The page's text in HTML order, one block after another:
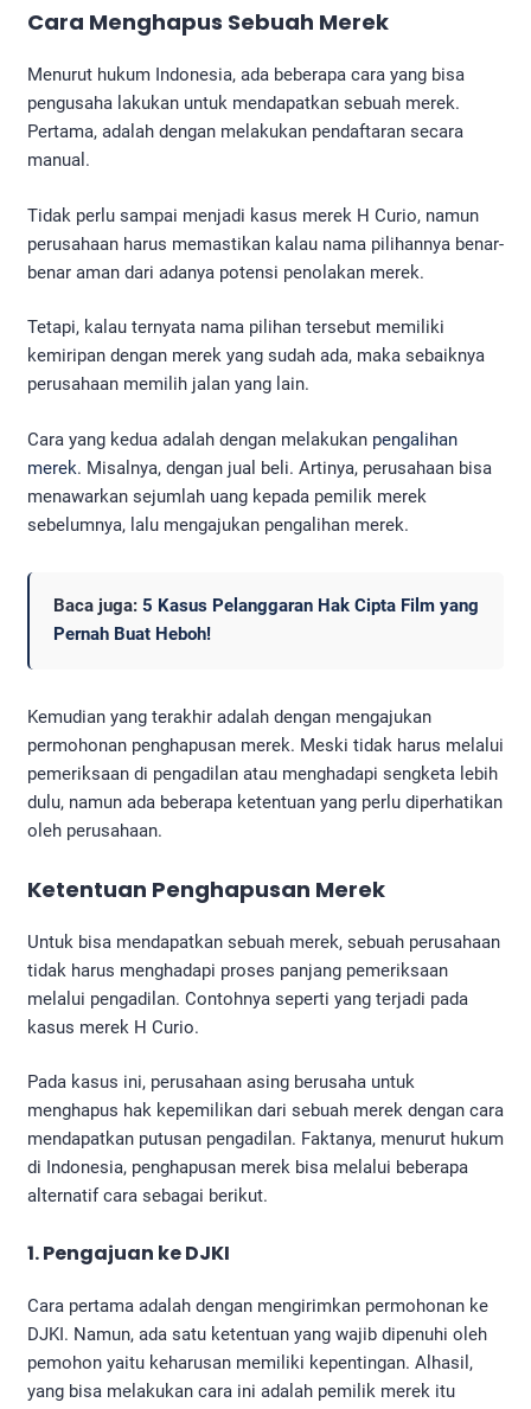
Cara Menghapus Sebuah Merek
Menurut hukum Indonesia, ada beberapa cara yang bisa
pengusaha lakukan untuk mendapatkan sebuah merek.
Pertama, adalah dengan melakukan pendaftaran secara
manual.
Tidak perlu sampai menjadi kasus merek H Curio, namun
perusahaan harus memastikan kalau nama pilihannya benar-
benar aman dari adanya potensi penolakan merek.
Tetapi, kalau ternyata nama pilihan tersebut memiliki
kemiripan dengan merek yang sudah ada, maka sebaiknya
perusahaan memilih jalan yang lain.
Cara yang kedua adalah dengan melakukan pengalihan
merek. Misalnya, dengan jual beli. Artinya, perusahaan bisa
menawarkan sejumlah uang kepada pemilik merek
sebelumnya, lalu mengajukan pengalihan merek.
Baca juga: 5 Kasus Pelanggaran Hak Cipta Film yang
Pernah Buat Heboh!
Kemudian yang terakhir adalah dengan mengajukan
permohonan penghapusan merek. Meski tidak harus melalui
pemeriksaan di pengadilan atau menghadapi sengketa lebih
dulu, namun ada beberapa ketentuan yang perlu diperhatikan
oleh perusahaan.
Ketentuan Penghapusan Merek
Untuk bisa mendapatkan sebuah merek, sebuah perusahaan
tidak harus menghadapi proses panjang pemeriksaan
melalui pengadilan. Contohnya seperti yang terjadi pada
kasus merek H Curio.
Pada kasus ini, perusahaan asing berusaha untuk
menghapus hak kepemilikan dari sebuah merek dengan cara
mendapatkan putusan pengadilan. Faktanya, menurut hukum
di Indonesia, penghapusan merek bisa melalui beberapa
alternatif cara sebagai berikut.
1. Pengajuan ke DJKI
Cara pertama adalah dengan mengirimkan permohonan ke
DJKI. Namun, ada satu ketentuan yang wajib dipenuhi oleh
pemohon yaitu keharusan memiliki kepentingan. Alhasil,
yang bisa melakukan cara ini adalah pemilik merek itu